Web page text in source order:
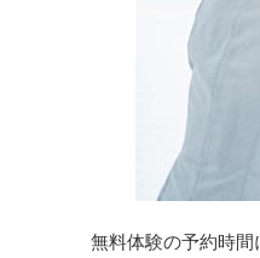
無料体験の予約時